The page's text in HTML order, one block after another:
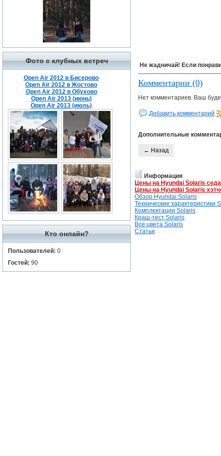
Фото с клубных встреч
Open Air 2012 в Бисерово
Open Air 2012 в Жостово
Open Air 2012 в Обухово
Open Air 2013 (июнь)
Open Air 2013 (июль)
Кто онлайн?
Пользователей: 0
Гостей: 90
Не жадничай! Если
Комментарии (0)
Нет комментариев. Ваш
Добавить комментарий
Дополнительные
← Назад
Информация
Цены на Hyundai Solaris
Цены на Hyundai Solaris
Обзор Hyundai Solaris
Технические характеристики
Комплектации Solaris
Краш-тест Solaris
Все цвета Solaris
Статьи